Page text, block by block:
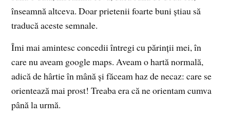
înseamnă altceva. Doar prietenii foarte buni știau să
traducă aceste semnale.
Îmi mai amintesc concedii întregi cu părinții mei, în
care nu aveam google maps. Aveam o hartă normală,
adică de hârtie în mână și făceam haz de necaz: care se
orientează mai prost! Treaba era că ne orientam cumva
până la urmă.